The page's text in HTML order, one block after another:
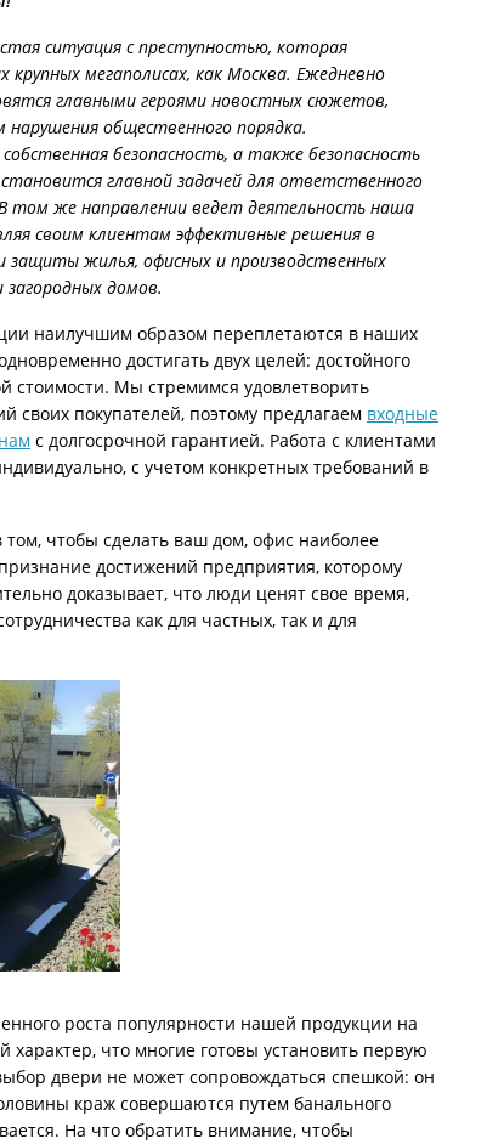
ситуация с преступностью, которая
мегаполисах, как Москва. Ежедневно
главными героями новостных сюжетов,
нарушения общественного порядка.
безопасность, а также безопасность
главной задачей для ответственного
том же направлении ведет деятельность наша
своим клиентам эффективные решения в
защиты жилья, офисных и производственных
домов.
наилучшим образом переплетаются в наших
достигать двух целей: достойного
стоимости. Мы стремимся удовлетворить
своих покупателей, поэтому предлагаем входные
с долгосрочной гарантией. Работа с клиентами
с учетом конкретных требований в
чтобы сделать ваш дом, офис наиболее
достижений предприятия, которому
доказывает, что люди ценят свое время,
как для частных, так и для
роста популярности нашей продукции на
что многие готовы установить первую
двери не может сопровождаться спешкой: он
краж совершаются путем банального
На что обратить внимание, чтобы